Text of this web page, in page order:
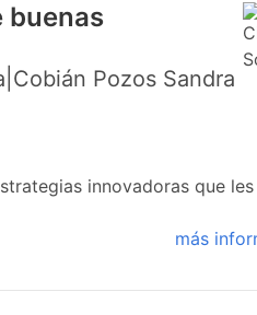
buenas
Pozos Sandra
innovadoras que les
más